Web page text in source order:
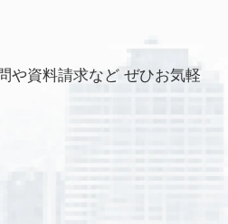
や資料請求などぜひお気軽